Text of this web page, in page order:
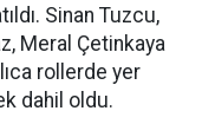
Sinan Tuzcu,
Meral Çetinkaya
rollerde yer
dahil oldu.